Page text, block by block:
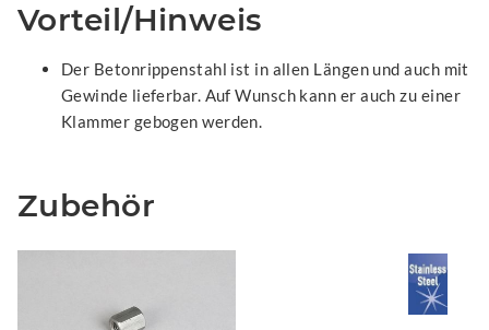
Vorteil/Hinweis
Der Betonrippenstahl ist in allen Längen und auch mit
Gewinde lieferbar. Auf Wunsch kann er auch zu einer
Klammer gebogen werden.
Zubehör